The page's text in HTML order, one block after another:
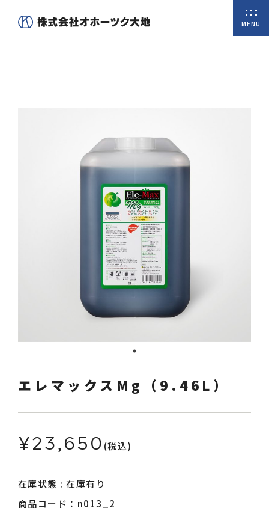
MENU
オンラインショップ
カート
エレマックスMg（9.46L）
¥23,650 (税込)
在庫状態 : 在庫有り
商品コード：n013_2